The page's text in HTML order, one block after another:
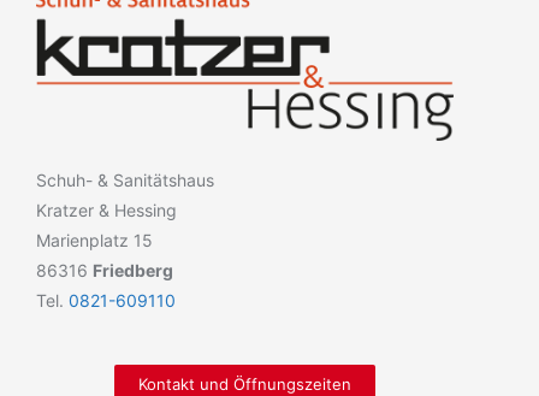
Schuh- & Sanitätshaus
Kratzer & Hessing
Marienplatz 15
86316 Friedberg
Tel. 0821-609110
Kontakt und Öffnungszeiten